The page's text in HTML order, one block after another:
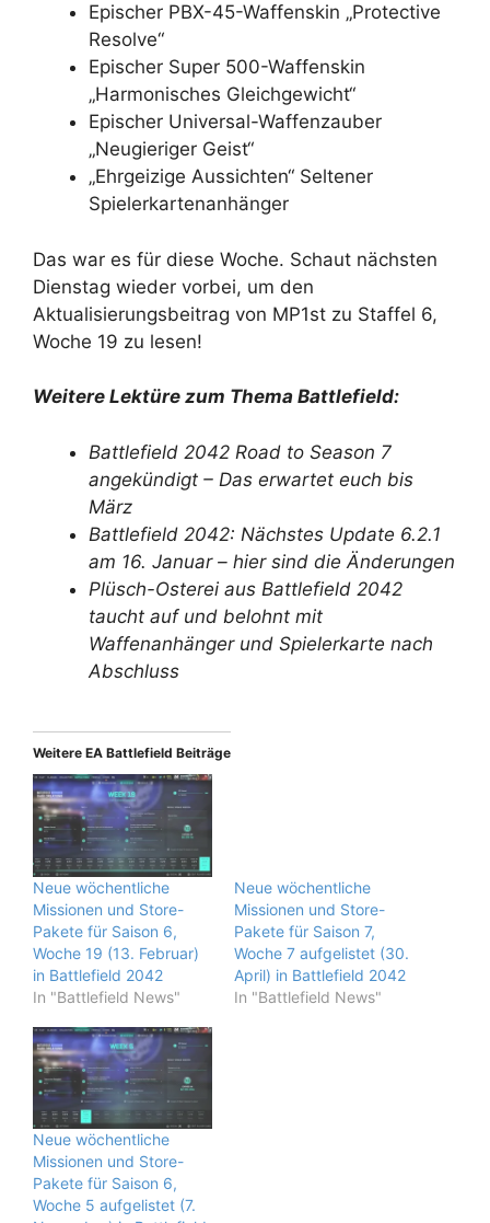
Epischer PBX-45-Waffenskin „Protective
Resolve“
Epischer Super 500-Waffenskin
„Harmonisches Gleichgewicht“
Epischer Universal-Waffenzauber
„Neugieriger Geist“
„Ehrgeizige Aussichten“ Seltener
Spielerkartenanhänger
Das war es für diese Woche. Schaut nächsten
Dienstag wieder vorbei, um den
Aktualisierungsbeitrag von MP1st zu Staffel 6,
Woche 19 zu lesen!
Weitere Lektüre zum Thema Battlefield:
Battlefield 2042 Road to Season 7
angekündigt – Das erwartet euch bis
März
Battlefield 2042: Nächstes Update 6.2.1
am 16. Januar – hier sind die Änderungen
Plüsch-Osterei aus Battlefield 2042
taucht auf und belohnt mit
Waffenanhänger und Spielerkarte nach
Abschluss
Weitere EA Battlefield Beiträge
Neue wöchentliche
Missionen und Store-
Pakete für Saison 6,
Woche 19 (13. Februar)
in Battlefield 2042
In "Battlefield News"
Neue wöchentliche
Missionen und Store-
Pakete für Saison 7,
Woche 7 aufgelistet (30.
April) in Battlefield 2042
In "Battlefield News"
Neue wöchentliche
Missionen und Store-
Pakete für Saison 6,
Woche 5 aufgelistet (7.